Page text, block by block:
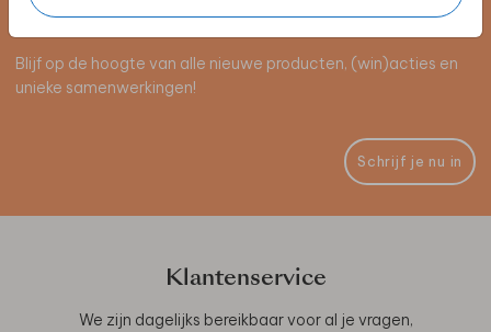
Schrijf je in voor de nieuwsbrief
Blijf op de hoogte van alle nieuwe producten, (win)acties en
unieke samenwerkingen!
Schrijf je nu in
Klantenservice
We zijn dagelijks bereikbaar voor al je vragen,